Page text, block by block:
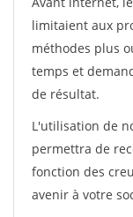
limitaient aux
méthodes plus
temps et
de résultat.
L'utilisation de
permettra de
fonction des
avenir à votre